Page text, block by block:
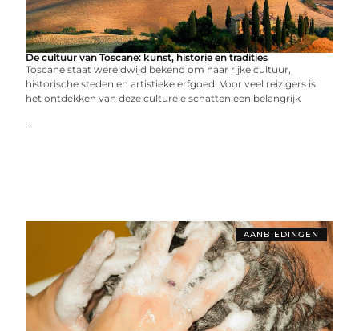
De cultuur van Toscane: kunst, historie en tradities
Toscane staat wereldwijd bekend om haar rijke cultuur,
historische steden en artistieke erfgoed. Voor veel reizigers is
het ontdekken van deze culturele schatten een belangrijk
...
AANBIEDINGEN